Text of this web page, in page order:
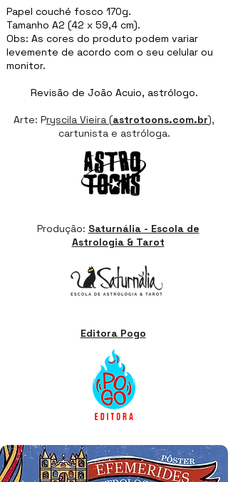
Papel couché fosco 170g.
Tamanho A2 (42 x 59,4 cm).
Obs: As cores do produto podem variar
levemente de acordo com o seu celular ou
monitor.
Revisão de João Acuio, astrólogo.
Arte: Pryscila Vieira (astrotoons.com.br),
cartunista e astróloga.
Produção: Saturnália - Escola de
Astrologia & Tarot
Editora Pogo